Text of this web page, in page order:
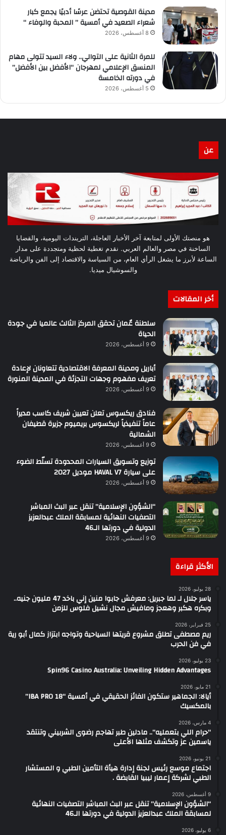
مدينة القوصية تحتضن عرسًا أدبيًا يجمع كبار
شعراء الصعيد في أمسية ” المحبة والوفاء “
8 أغسطس، 2026
للمرة الثانية على التوالي.. ولاء السيد تتولى مهام
المنسق الإعلامي لمهرجان “الأفضل بين الأفضل”
في دورته الخامسة
5 أغسطس، 2026
عن
هو منصتك الأولى لمتابعة آخر الأخبار العاجلة، التريندات اليومية، والقضايا
الساخنة في مصر والعالم العربي. نقدم تغطية لحظية ومتجددة على مدار
الساعة لأبرز ما يشغل الرأي العام، من السياسة والاقتصاد إلى الفن والرياضة
والسوشيال ميديا.
أخر المقالات
سلطنة عٌمان تحقق المركز الثالث عالميا في جودة
الحياة
9 أغسطس، 2026
أباريل ومدينة المعرفة الاقتصادية تتعاونان لإعادة
تعريف مفهوم وجهات التجزئة في المدينة المنورة
9 أغسطس، 2026
فنادق ريكسوس تعلن تعيين شريف كاسب مديراً
عاماً تنفيذياً لريكسوس بريميوم جزيرة قطيفان
الشمالية
9 أغسطس، 2026
توزيع وتسويق السيارات المحدودة تسلّط الضوء
على سيارة HAVAL V7 موديل 2027
9 أغسطس، 2026
“الشؤون الإسلامية” تنقل عبر البث المباشر
التصفيات النهائية لمسابقة الملك عبدالعزيز
الدولية في دورتها الـ46
9 أغسطس، 2026
الأكثر قراءة
28 يوليو، 2026
ياسر جلال لـ لما جبريل: معرفش جابوا منين إني باخد 47 مليون جنيه..
وبكره هكبر وهعجز ومافيش مجال نشيل فلوس للزمن
25 فبراير، 2026
ريم مصطفى تطلق مشروع قريتها السياحية وتواجه ابتزاز كمال أبو رية
في فن الحرب
23 يوليو، 2026
Spin96 Casino Australia: Unveiling Hidden Advantages
21 مايو، 2026
أيالا: الجماهير ستكون الفائز الحقيقي في أمسية “IBA PRO 18”
بالمكسيك
4 مارس، 2026
“حرام اللي بتعمليه”.. مادلين طبر تهاجم رضوى الشربيني وتنتقد
ياسمين عز وتكشف مثلها الأعلى
21 يونيو، 2026
اجتماع موسع رئيس لجنة إدارة هيأة التأمين الطبي و المستشار
الطبي لشركة إعمار ليبيا القابضة .
9 أغسطس، 2026
“الشؤون الإسلامية” تنقل عبر البث المباشر التصفيات النهائية
لمسابقة الملك عبدالعزيز الدولية في دورتها الـ46
6 يوليو، 2026